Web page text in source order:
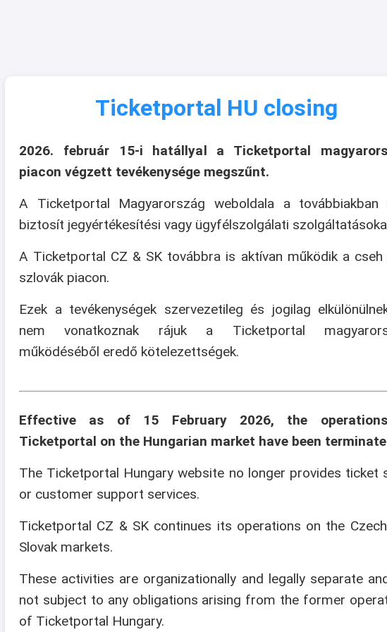
Ticketportal HU closing
2026. február 15-i hatállyal a Ticketportal
piacon végzett tevékenysége megszűnt.
A Ticketportal Magyarország weboldala a továbbiakban
biztosít jegyértékesítési vagy ügyfélszolgálati
A Ticketportal CZ & SK továbbra is aktívan működik a cseh
szlovák piacon.
Ezek a tevékenységek szervezetileg és jogilag
nem vonatkoznak rájuk a Ticketportal
működéséből eredő kötelezettségek.
Effective as of 15 February 2026, the
Ticketportal on the Hungarian market have been
The Ticketportal Hungary website no longer provides ticket
or customer support services.
Ticketportal CZ & SK continues its operations on the
Slovak markets.
These activities are organizationally and legally separate
not subject to any obligations arising from the former
of Ticketportal Hungary.